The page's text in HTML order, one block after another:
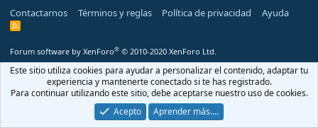
Contactarnos
Términos y reglas Política de privacidad Ayuda
R
Forum software by XenForo® © 2010-2020 XenForo Ltd.
Este sitio utiliza cookies para ayudar a personalizar el contenido, adaptar tu
experiencia y mantenerte conectado si te has registrado.
Para continuar utilizando este sitio, debe aceptarse nuestro uso de cookies.
Acepto
Aprender más.…